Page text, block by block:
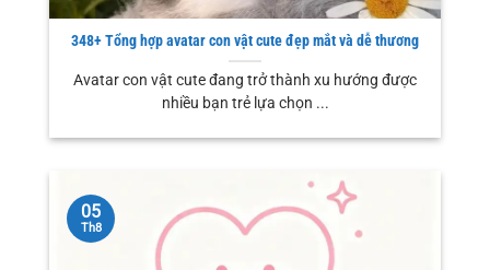
348+ Tổng hợp avatar con vật cute đẹp mắt và dễ thương
Avatar con vật cute đang trở thành xu hướng được
nhiều bạn trẻ lựa chọn ...
05
Th8